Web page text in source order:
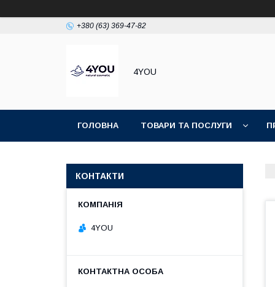
+380 (63) 369-47-82
4YOU
ГОЛОВНА ТОВАРИ ТА ПОСЛУГИ
КОНТАКТИ
4YOU